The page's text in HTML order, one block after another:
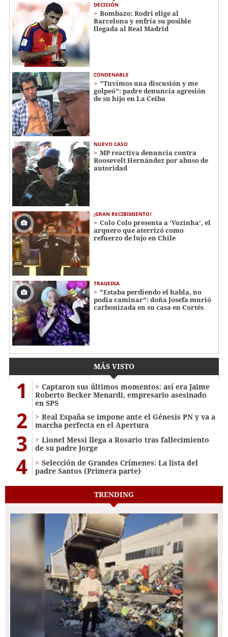
DECISIÓN
Bombazo: Rodri elige al
Barcelona y enfría su posible
llegada al Real Madrid
CONDENABLE
"Tuvimos una discusión y me
golpeó": padre denuncia agresión
de su hijo en La Ceiba
NUEVO CASO
MP reactiva denuncia contra
Roosevelt Hernández por abuso de
autoridad
¡GRAN RECIBIMIENTO!
Colo Colo presenta a ‘Vozinha’, el
arquero que aterrizó como
refuerzo de lujo en Chile
TRAGEDIA
"Estaba perdiendo el habla, no
podía caminar": doña Josefa murió
carbonizada en su casa en Cortés
MÁS VISTO
1
Captaron sus últimos momentos: así era Jaime
Roberto Becker Menardi​​​, empresario asesinado
en SPS
2
Real España se impone ante el Génesis PN y va a
marcha perfecta en el Apertura
3
Lionel Messi llega a Rosario tras fallecimiento
de su padre Jorge
4
Selección de Grandes Crímenes: La lista del
padre Santos (Primera parte)
TRENDING